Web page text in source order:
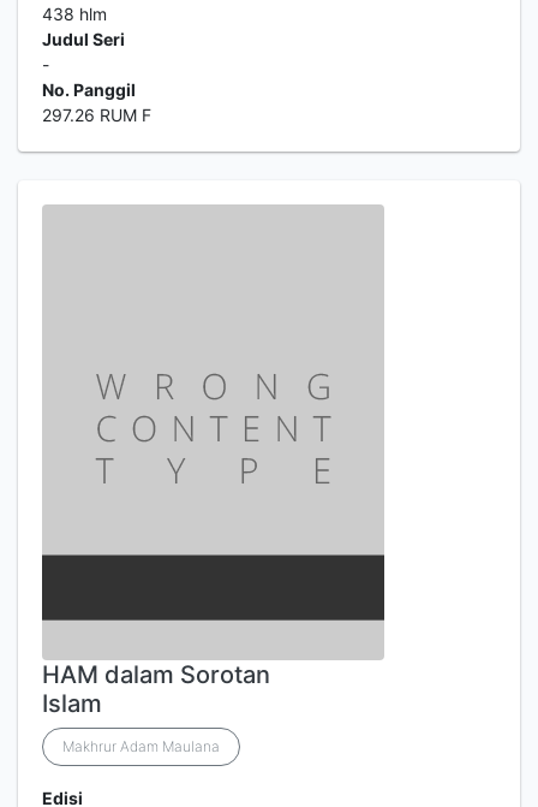
438 hlm
Judul Seri
-
No. Panggil
297.26 RUM F
HAM dalam Sorotan
Islam
Makhrur Adam Maulana
Edisi